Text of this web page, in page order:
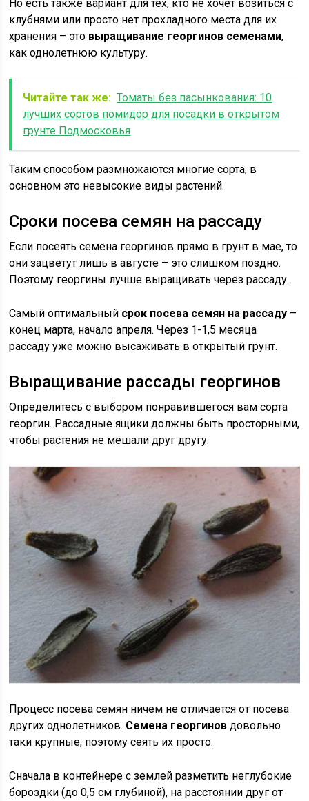
Но есть также вариант для тех, кто не хочет возиться с
клубнями или просто нет прохладного места для их
хранения – это выращивание георгинов семенами,
как однолетнюю культуру.
Читайте так же: Томаты без пасынкования: 10
лучших сортов помидор для посадки в открытом
грунте Подмосковья
Таким способом размножаются многие сорта, в
основном это невысокие виды растений.
Сроки посева семян на рассаду
Если посеять семена георгинов прямо в грунт в мае, то
они зацветут лишь в августе – это слишком поздно.
Поэтому георгины лучше выращивать через рассаду.
Самый оптимальный срок посева семян на рассаду –
конец марта, начало апреля. Через 1-1,5 месяца
рассаду уже можно высаживать в открытый грунт.
Выращивание рассады георгинов
Определитесь с выбором понравившегося вам сорта
георгин. Рассадные ящики должны быть просторными,
чтобы растения не мешали друг другу.
Процесс посева семян ничем не отличается от посева
других однолетников. Семена георгинов довольно
таки крупные, поэтому сеять их просто.
Сначала в контейнере с землей разметить неглубокие
бороздки (до 0,5 см глубиной), на расстоянии друг от